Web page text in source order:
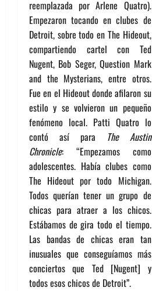
reemplazada por Arlene Quatro).
Empezaron tocando en clubes de
Detroit, sobre todo en The Hideout,
compartiendo cartel con Ted
Nugent, Bob Seger, Question Mark
and the Mysterians, entre otros.
Fue en el Hideout donde afilaron su
estilo y se volvieron un pequeño
fenómeno local. Patti Quatro lo
contó así para The Austin
Chronicle: “Empezamos como
adolescentes. Había clubes como
The Hideout por todo Michigan.
Todos querían tener un grupo de
chicas para atraer a los chicos.
Estábamos de gira todo el tiempo.
Las bandas de chicas eran tan
inusuales que conseguíamos más
conciertos que Ted [Nugent] y
todos esos chicos de Detroit”.